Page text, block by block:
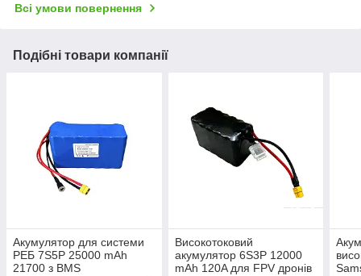
Всі умови повернення
Подібні товари компанії
Акумулятор для системи
РЕБ 7S5P 25000 mAh
21700 з BMS
Високотоковий
акумулятор 6S3P 12000
mAh 120A для FPV дронів